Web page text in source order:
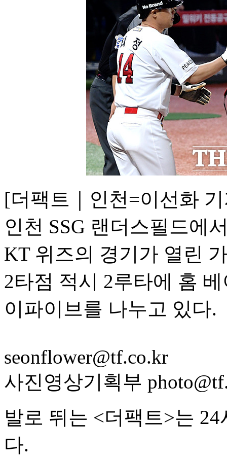
[더팩트｜인천=이선화
인천 SSG 랜더스필드에
KT 위즈의 경기가 열린
2타점 적시 2루타에 홈
이파이브를 나누고 있다.
seonflower@tf.co.kr
사진영상기획부
발로 뛰는 <더팩트>는
다.